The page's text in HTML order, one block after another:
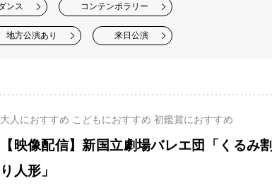
ンス コンテンポラリー
地方公演あり 来日公演
大人におすすめ こどもにおすすめ 初鑑賞におすすめ
【映像配信】新国立劇場バレエ団「くるみ割
り人形」